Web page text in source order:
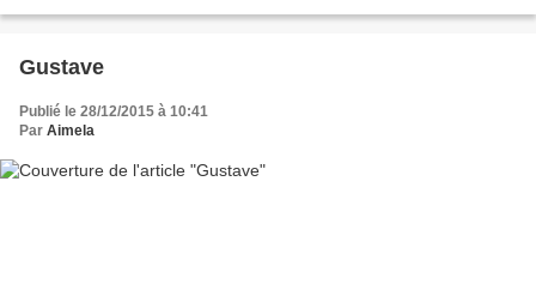
Gustave
Publié le 28/12/2015 à 10:41
Par Aimela